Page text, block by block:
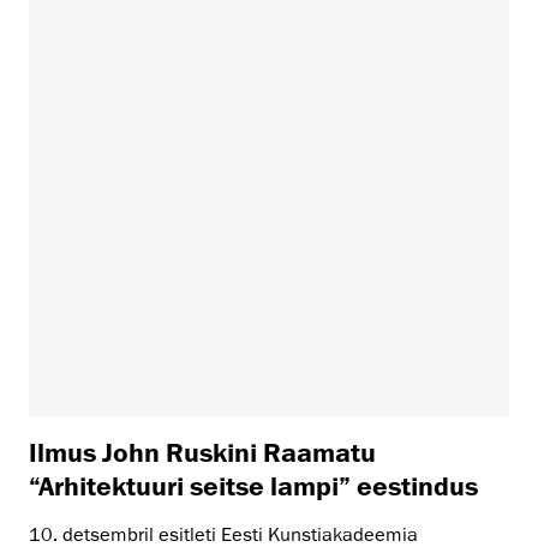
Ilmus John Ruskini Raamatu
“Arhitektuuri seitse lampi” eestindus
10. detsembril esitleti Eesti Kunstiakadeemia